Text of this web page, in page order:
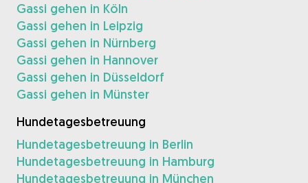
Gassi gehen in Köln
Gassi gehen in Leipzig
Gassi gehen in Nürnberg
Gassi gehen in Hannover
Gassi gehen in Düsseldorf
Gassi gehen in Münster
Hundetagesbetreuung
Hundetagesbetreuung in Berlin
Hundetagesbetreuung in Hamburg
Hundetagesbetreuung in München